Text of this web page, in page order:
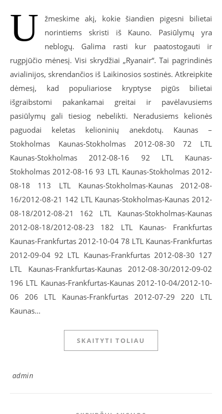
U
žmeskime akį, kokie šiandien pigesni bilietai
norintiems skristi iš Kauno. Pasiūlymų yra
neblogų. Galima rasti kur paatostogauti ir
rugpjūčio mėnesį. Visi skrydžiai „Ryanair“. Tai pagrindinės
avialinijos, skrendančios iš Laikinosios sostinės. Atkreipkite
dėmesį, kad populiariose kryptyse pigūs bilietai
išgraibstomi pakankamai greitai ir pavėlavusiems
pasiūlymų gali tiesiog nebelikti. Neradusiems kelionės
paguodai keletas kelioninių anekdotų. Kaunas –
Stokholmas Kaunas-Stokholmas 2012-08-30 72 LTL
Kaunas-Stokholmas 2012-08-16 92 LTL Kaunas-
Stokholmas 2012-08-16 93 LTL Kaunas-Stokholmas 2012-
08-18 113 LTL Kaunas-Stokholmas-Kaunas 2012-08-
16/2012-08-21 142 LTL Kaunas-Stokholmas-Kaunas 2012-
08-18/2012-08-21 162 LTL Kaunas-Stokholmas-Kaunas
2012-08-18/2012-08-23 182 LTL Kaunas- Frankfurtas
Kaunas-Frankfurtas 2012-10-04 78 LTL Kaunas-Frankfurtas
2012-09-04 92 LTL Kaunas-Frankfurtas 2012-08-30 127
LTL Kaunas-Frankfurtas-Kaunas 2012-08-30/2012-09-02
196 LTL Kaunas-Frankfurtas-Kaunas 2012-10-04/2012-10-
06 206 LTL Kaunas-Frankfurtas 2012-07-29 220 LTL
Kaunas…
SKAITYTI TOLIAU
admin